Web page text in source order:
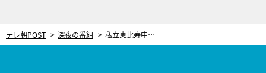
テレ朝POST 深夜の番組 私立恵比寿中学、波乱の10年。「今でも心の中で…」急死した松野莉奈さんへの思い